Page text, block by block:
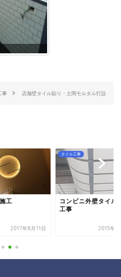
事 店舗壁タイル貼り・土間モルタル打設
工
2017年8月11日
タイル工事
コンビニ外壁タイル
工事
2015年9